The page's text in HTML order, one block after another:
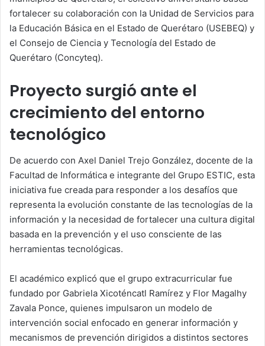
fortalecer su colaboración con la Unidad de Servicios para
la Educación Básica en el Estado de Querétaro (USEBEQ) y
el Consejo de Ciencia y Tecnología del Estado de
Querétaro (Concyteq).
Proyecto surgió ante el
crecimiento del entorno
tecnológico
De acuerdo con Axel Daniel Trejo González, docente de la
Facultad de Informática e integrante del Grupo ESTIC, esta
iniciativa fue creada para responder a los desafíos que
representa la evolución constante de las tecnologías de la
información y la necesidad de fortalecer una cultura digital
basada en la prevención y el uso consciente de las
herramientas tecnológicas.
El académico explicó que el grupo extracurricular fue
fundado por Gabriela Xicoténcatl Ramírez y Flor Magalhy
Zavala Ponce, quienes impulsaron un modelo de
intervención social enfocado en generar información y
mecanismos de prevención dirigidos a distintos sectores